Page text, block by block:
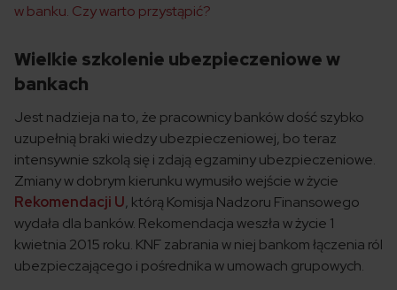
w banku. Czy warto przystąpić?
Wielkie szkolenie ubezpieczeniowe w
bankach
Jest nadzieja na to, że pracownicy banków dość szybko
uzupełnią braki wiedzy ubezpieczeniowej, bo teraz
intensywnie szkolą się i zdają egzaminy ubezpieczeniowe.
Zmiany w dobrym kierunku wymusiło wejście w życie
Rekomendacji U, którą Komisja Nadzoru Finansowego
wydała dla banków. Rekomendacja weszła w życie 1
kwietnia 2015 roku. KNF zabrania w niej bankom łączenia ról
ubezpieczającego i pośrednika w umowach grupowych.